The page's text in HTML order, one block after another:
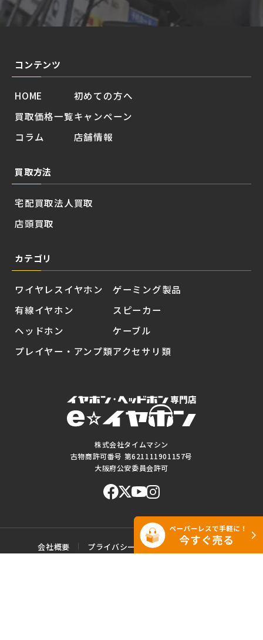
株式会社タイムマシン
古物商許可番号 第621111901157号
大阪府公安委員会許可
コンテンツ
HOME
買取価格一覧
コラム
初めての方へ
キャンペーン
店舗情報
買取方法
宅配買取
店頭買取
法人買取
カテゴリ
ワイヤレスイヤホン
有線イヤホン
ヘッドホン
プレイヤー・アンプ類
ゲーミング製品
スピーカー
ケーブル
アクセサリ類
会社概要 プライバシーポリシー
ご利用規約